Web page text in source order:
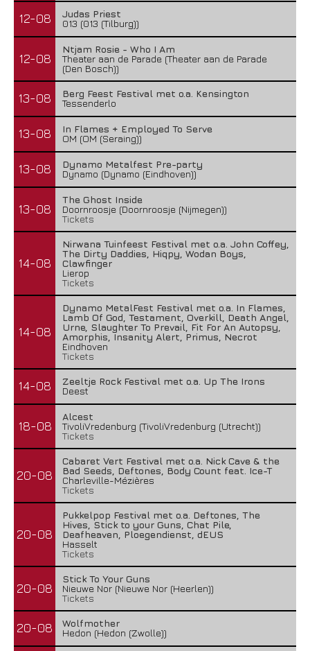
12-08
Judas Priest
013 (013 (Tilburg))
12-08
Ntjam Rosie - Who I Am
Theater aan de Parade (Theater aan de Parade
(Den Bosch))
13-08
Berg Feest Festival met o.a. Kensington
Tessenderlo
13-08
In Flames + Employed To Serve
OM (OM (Seraing))
13-08
Dynamo Metalfest Pre-party
Dynamo (Dynamo (Eindhoven))
13-08
The Ghost Inside
Doornroosje (Doornroosje (Nijmegen))
Tickets
14-08
Nirwana Tuinfeest Festival met o.a. John Coffey,
The Dirty Daddies, Hiqpy, Wodan Boys,
Clawfinger
Lierop
Tickets
14-08
Dynamo MetalFest Festival met o.a. In Flames,
Lamb Of God, Testament, Overkill, Death Angel,
Urne, Slaughter To Prevail, Fit For An Autopsy,
Amorphis, Insanity Alert, Primus, Necrot
Eindhoven
Tickets
14-08
Zeeltje Rock Festival met o.a. Up The Irons
Deest
18-08
Alcest
TivoliVredenburg (TivoliVredenburg (Utrecht))
Tickets
20-08
Cabaret Vert Festival met o.a. Nick Cave & the
Bad Seeds, Deftones, Body Count feat. Ice-T
Charleville-Mézières
Tickets
20-08
Pukkelpop Festival met o.a. Deftones, The
Hives, Stick to your Guns, Chat Pile,
Deafheaven, Ploegendienst, dEUS
Hasselt
Tickets
20-08
Stick To Your Guns
Nieuwe Nor (Nieuwe Nor (Heerlen))
Tickets
20-08
Wolfmother
Hedon (Hedon (Zwolle))